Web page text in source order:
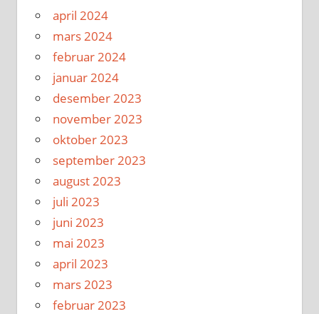
april 2024
mars 2024
februar 2024
januar 2024
desember 2023
november 2023
oktober 2023
september 2023
august 2023
juli 2023
juni 2023
mai 2023
april 2023
mars 2023
februar 2023